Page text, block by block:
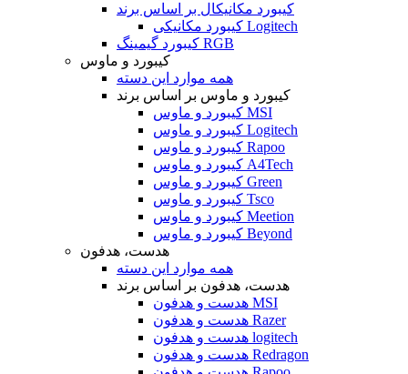
کیبورد مکانیکال بر اساس برند
کیبورد مکانیکی Logitech
کیبورد گیمینگ RGB
کیبورد و ماوس
همه موارد این دسته
کیبورد و ماوس بر اساس برند
کیبورد و ماوس MSI
کیبورد و ماوس Logitech
کیبورد و ماوس Rapoo
کیبورد و ماوس A4Tech
کیبورد و ماوس Green
کیبورد و ماوس Tsco
کیبورد و ماوس Meetion
کیبورد و ماوس Beyond
هدست، هدفون
همه موارد این دسته
هدست، هدفون بر اساس برند
هدست و هدفون MSI
هدست و هدفون Razer
هدست و هدفون logitech
هدست و هدفون Redragon